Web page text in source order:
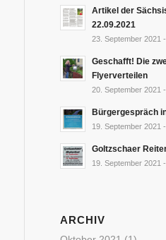
Artikel der
22.09.2021
23. September 2021
Geschafft! Die
Flyerverteilen
20. September 2021
Bürgergespräch
19. September 2021
Goltzschaer
19. September 2021
ARCHIV